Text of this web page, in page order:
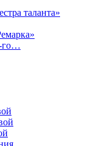
таланта»
го…